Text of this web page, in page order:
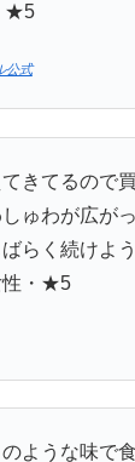
★5
公式
きてるので
ゅわが広が
らく続けよ
性・★5
ような味で